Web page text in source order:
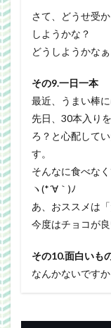
さて、どうせ受
しようかな？
どうしようかなぁ
その9.一日一本
最近、うまい棒に
先日、30本入り
ろ？と心配して
す。
そんなに食べな
ヽ(*´∀｀)ﾉ
あ、おススメは
今度はチョコが
その10.面白いも
なんかないです